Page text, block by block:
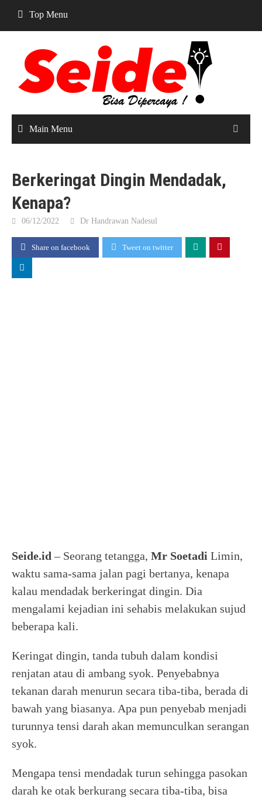
content
Top Menu
Main Menu
Berkeringat Dingin Mendadak,
Kenapa?
06/12/2022 Dr Handrawan Nadesul
Share on facebook Tweet on twitter
Seide.id – Seorang tetangga, Mr Soetadi Limin,
waktu sama-sama jalan pagi bertanya, kenapa
kalau mendadak berkeringat dingin. Dia
mengalami kejadian ini sehabis melakukan sujud
beberapa kali.
Keringat dingin, tanda tubuh dalam kondisi
renjatan atau di ambang syok. Penyebabnya
tekanan darah menurun secara tiba-tiba, berada di
bawah yang biasanya. Apa pun penyebab menjadi
turunnya tensi darah akan memunculkan serangan
syok.
Mengapa tensi mendadak turun sehingga pasokan
darah ke otak berkurang secara tiba-tiba, bisa